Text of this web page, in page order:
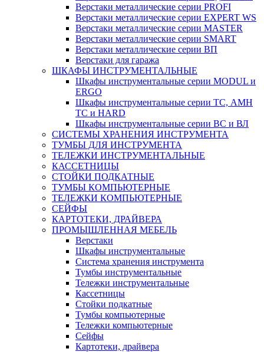
Верстаки металлические серии PROFI
Верстаки металлические серии EXPERT WS
Верстаки металлические серии MASTER
Верстаки металлические серии SMART
Верстаки металлические серии ВП
Верстаки для гаража
ШКАФЫ ИНСТРУМЕНТАЛЬНЫЕ
Шкафы инструментальные серии MODUL и
ERGO
Шкафы инструментальные серии ТС, АМН
ТС и HARD
Шкафы инструментальные серии ВС и ВЛ
СИСТЕМЫ ХРАНЕНИЯ ИНСТРУМЕНТА
ТУМБЫ ДЛЯ ИНСТРУМЕНТА
ТЕЛЕЖКИ ИНСТРУМЕНТАЛЬНЫЕ
КАССЕТНИЦЫ
СТОЙКИ ПОДКАТНЫЕ
ТУМБЫ КОМПЬЮТЕРНЫЕ
ТЕЛЕЖКИ КОМПЬЮТЕРНЫЕ
СЕЙФЫ
КАРТОТЕКИ, ДРАЙВЕРА
ПРОМЫШЛЕННАЯ МЕБЕЛЬ
Верстаки
Шкафы инструментальные
Система хранения инструмента
Тумбы инструментальные
Тележки инструментальные
Кассетницы
Стойки подкатные
Тумбы компьютерные
Тележки компьютерные
Сейфы
Картотеки, драйвера